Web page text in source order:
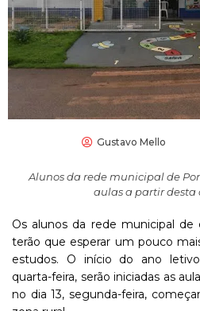
Gustavo Mello
Alunos da rede municipal de
aulas a partir
Os alunos da rede municipal
terão que esperar um pouco
estudos. O início do ano
quarta-feira, serão iniciadas as
no dia 13, segunda-feira,